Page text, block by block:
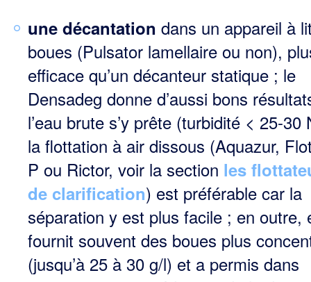
une décantation dans un appareil à
boues (Pulsator lamellaire ou non),
efficace qu’un décanteur statique ; le
Densadeg donne d’aussi bons
l’eau brute s’y prête (turbidité < 25-30
la flottation à air dissous (Aquazur,
P ou Rictor, voir la section les
de clarification) est préférable car la
séparation y est plus facile ; en outre,
fournit souvent des boues plus
(jusqu’à 25 à 30 g/l) et a permis dans